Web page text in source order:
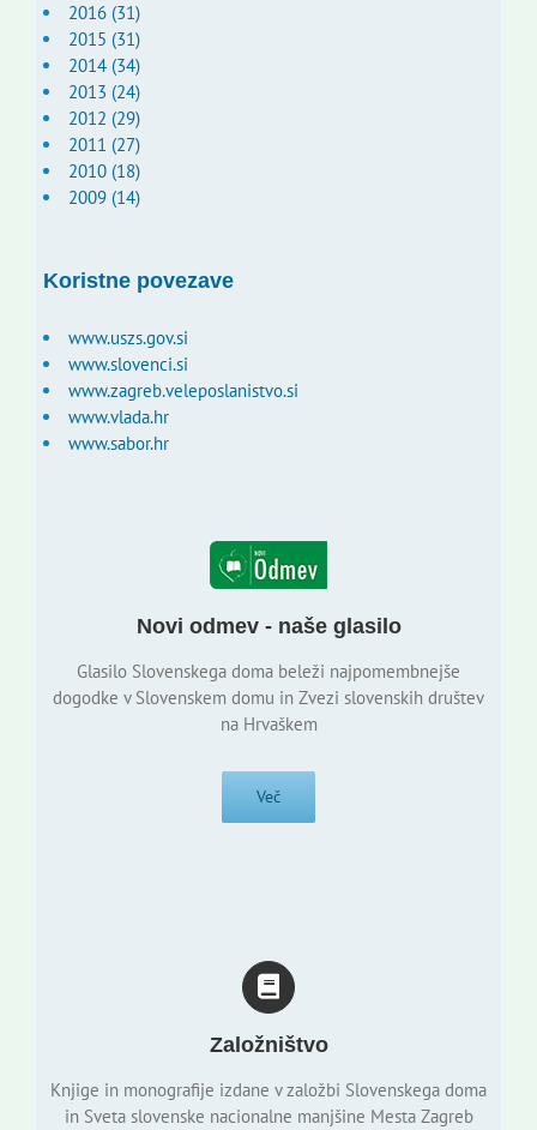
2016 (31)
2015 (31)
2014 (34)
2013 (24)
2012 (29)
2011 (27)
2010 (18)
2009 (14)
Koristne povezave
www.uszs.gov.si
www.slovenci.si
www.zagreb.veleposlanistvo.si
www.vlada.hr
www.sabor.hr
Novi odmev - naše glasilo
Glasilo Slovenskega doma beleži najpomembnejše
dogodke v Slovenskem domu in Zvezi slovenskih društev
na Hrvaškem
Več
Založništvo
Knjige in monografije izdane v založbi Slovenskega doma
in Sveta slovenske nacionalne manjšine Mesta Zagreb